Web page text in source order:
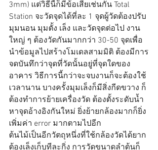
3mm) แต่วิธีนี้ก็มีข้อเสียเช่นกัน Total
Station จะวัดจุดได้ที่ละ 1 จุดผู้วัดต้องปรับ
มุมนอน มุมตั้ง เล็ง และวัดจุดต่อไป งาน
ใหญ่ ๆ ต้องวัดกันมากกว่า 30-50 จุดเพื่อ
นำข้อมูลไปสร้างโมเดลสามมิติ ต้องมีการ
จดบันทึกว่าจุดที่วัดนั้นอยู่ที่จุดใดของ
อาคาร วิธีการนี้กว่าจะจบงานก็จะต้องใช้
เวลานาน บางครั้งมุมเล็งก็มีสิ่งกีดขวาง ก็
ต้องทำการย้ายเครื่องวัด ต้องตั้งระดับน้ำ
หาจุดอ้างอิงกันใหม่ ยิ่งย้ายกล้องมากก็ยิ่ง
เพิ่มค่า error มากตามไปอีก
ต้นไม้เป็นอีกวัตถุหนึ่งที่ใช้กล้องวัดได้ยาก
ต้องเล็งเก็บทีละกิ่ง การวัดขนาดลำต้นก็